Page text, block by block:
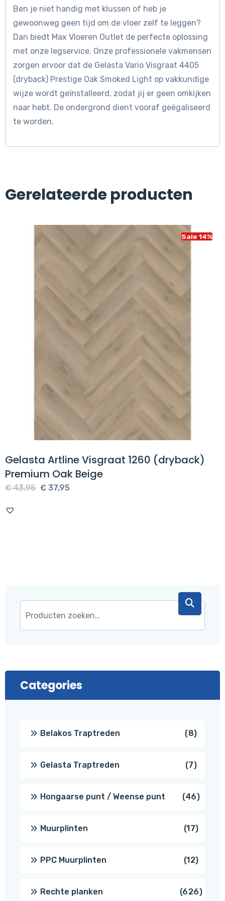
Ben je niet handig met klussen of heb je
gewoonweg geen tijd om de vloer zelf te leggen?
Dan biedt Max Vloeren Outlet de perfecte oplossing
met onze legservice. Onze professionele vakmensen
zorgen ervoor dat de Gelasta Vario Visgraat 4405
(dryback) Prestige Oak Smoked Light op vakkundige
wijze wordt geïnstalleerd, zodat jij er geen omkijken
naar hebt. De ondergrond dient vooraf geëgaliseerd
te worden.
Gerelateerde producten
Sale 14%
Gelasta Artline Visgraat 1260 (dryback)
Premium Oak Beige
€43,95 Oorspronkelijke
€ 37,95
Categories
Belakos Traptreden 88
Gelasta Traptreden 77
Hongaarse punt / Weense punt 4646
Muurplinten 1717
PPC Muurplinten 1212
Rechte planken 626626